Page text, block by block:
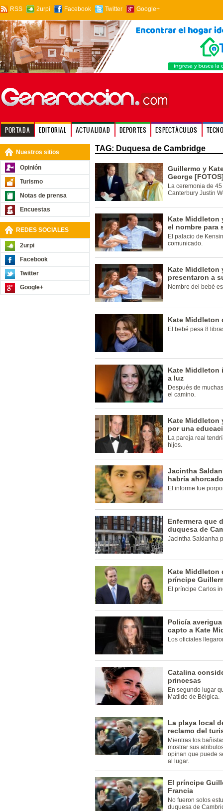
RSS 2urpi Facebook Twitter Google+
PORTADA EDITORIAL ACTUALIDAD DEPORTES ESPECTÁCULOS
Nuestros sitios
Opinión
Turismo
Notas de prensa
Encuestas
REDES SOCIALES
2urpi
Facebook
Twitter
Google+
TAG: Duquesa de Cambridge
Guillermo y
George
La ceremonia de
Canterbury Justin
Kate Middleton
el nombre para
El palacio de
comunicado.
Kate Middleton
presentaron a
Nombre del bebé
Kate Middleton
El bebé pesa 8
Kate Middleton
a luz
Después de
el camino.
Kate Middleton
por una
La pareja real
hijos.
Jacintha
habría
El informe fue
Enfermera que
duquesa de
Jacintha Saldanha
Kate Middleton
príncipe
El príncipe Carlos
Policía
capto a Kate
Los oficiales
Catalina
princesas
En segundo lugar
Matilde de Bélgica.
La playa local
reclamo del
Mientras los
mostrar sus
opinan que puede
al lugar.
El príncipe
Francia
No fueron solos
duquesa de